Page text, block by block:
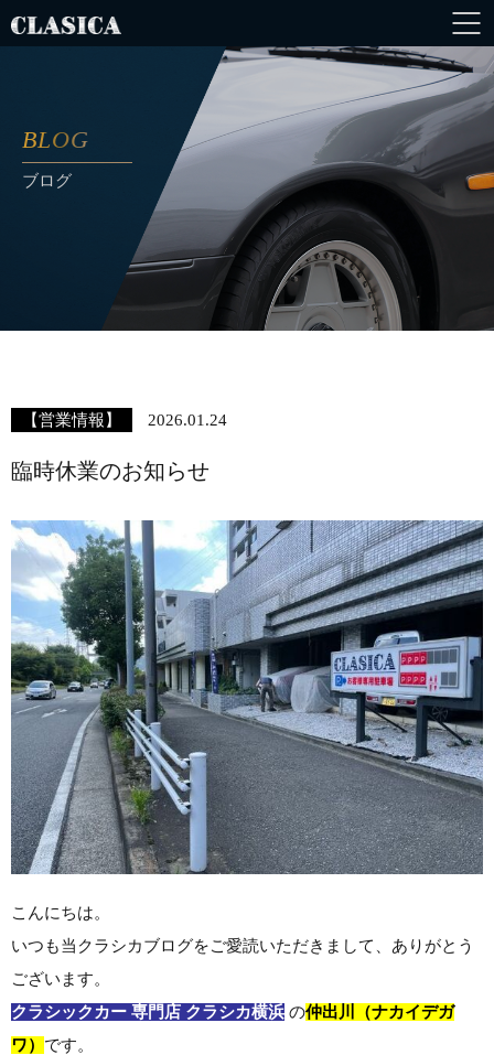
BLOG
ブログ
【営業情報】 2026.01.24
臨時休業のお知らせ
こんにちは。
いつも当クラシカブログをご愛読いただきまして、ありがとう
ございます。
クラシックカー 専門店 クラシカ横浜 の仲出川（ナカイデガ
ワ） です。